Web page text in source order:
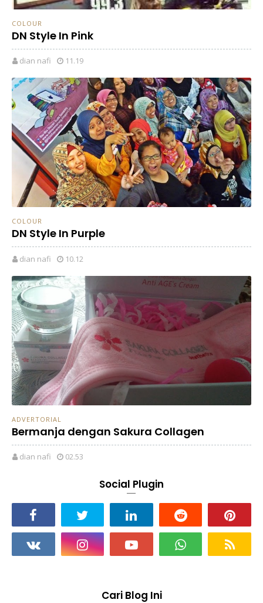
COLOUR
DN Style In Pink
dian nafi 11.19
COLOUR
DN Style In Purple
dian nafi 10.12
ADVERTORIAL
Bermanja dengan Sakura Collagen
dian nafi 02.53
Social Plugin
Cari Blog Ini